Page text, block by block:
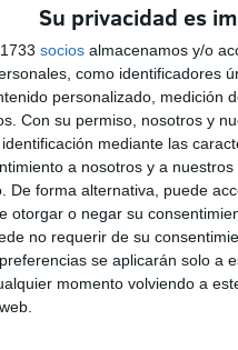
Su privacidad es
socios almacenamos y/o
como identificadores
personalizado, medición
Con su permiso, nosotros y
mediante las
a nosotros y a
De forma alternativa, puede
otorgar o negar su
no requerir de su
se aplicarán solo a
momento volviendo a